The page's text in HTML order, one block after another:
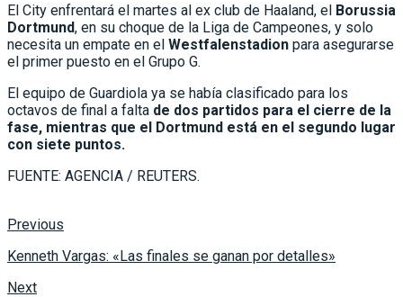
El City enfrentará el martes al ex club de Haaland, el Borussia
Dortmund, en su choque de la Liga de Campeones, y solo
necesita un empate en el Westfalenstadion para asegurarse
el primer puesto en el Grupo G.
El equipo de Guardiola ya se había clasificado para los
octavos de final a falta de dos partidos para el cierre de la
fase, mientras que el Dortmund está en el segundo lugar
con siete puntos.
FUENTE: AGENCIA / REUTERS.
Previous
Kenneth Vargas: «Las finales se ganan por detalles»
Next